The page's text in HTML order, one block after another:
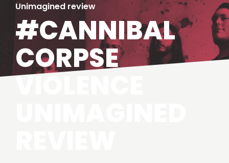
Unimagined review
#CANNIBAL
CORPSE
VIOLENCE